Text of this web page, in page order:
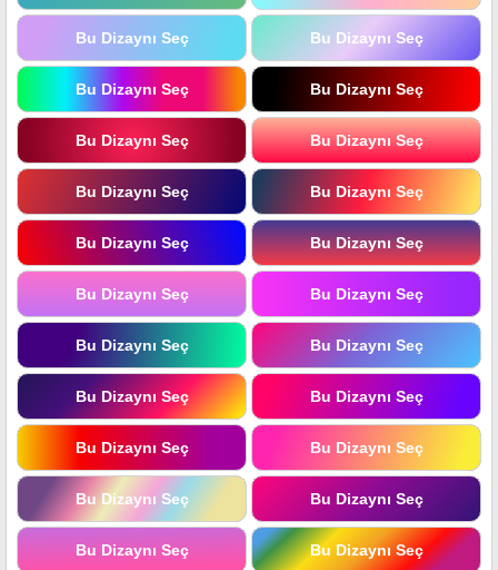
Bu Dizaynı Seç Bu Dizaynı Seç
Bu Dizaynı Seç Bu Dizaynı Seç
Bu Dizaynı Seç Bu Dizaynı Seç
Bu Dizaynı Seç Bu Dizaynı Seç
Bu Dizaynı Seç Bu Dizaynı Seç
Bu Dizaynı Seç Bu Dizaynı Seç
Bu Dizaynı Seç Bu Dizaynı Seç
Bu Dizaynı Seç Bu Dizaynı Seç
Bu Dizaynı Seç Bu Dizaynı Seç
Bu Dizaynı Seç Bu Dizaynı Seç
Bu Dizaynı Seç Bu Dizaynı Seç